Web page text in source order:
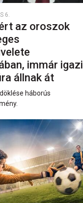
6.
az oroszok
immár igazi
állnak át
háborús